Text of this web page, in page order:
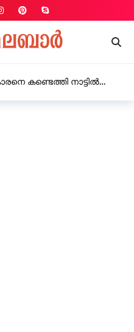
കണ്ടെത്തി നാട്ടിൽ